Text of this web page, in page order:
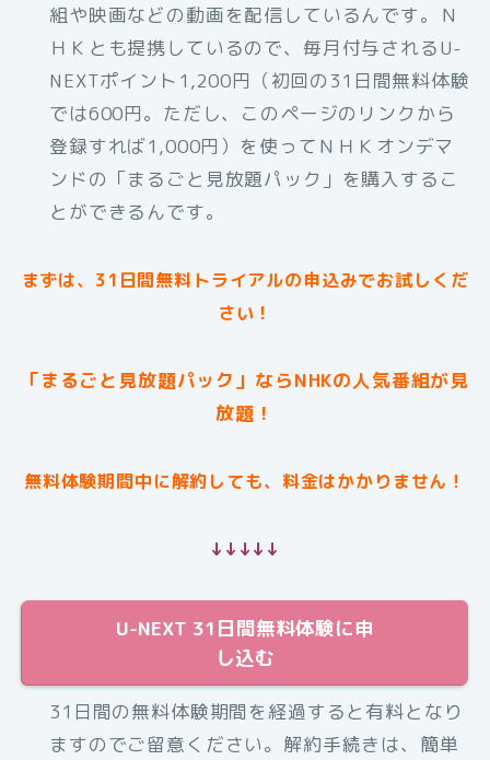
組や映画などの動画を配信しているんです。Ｎ
ＨＫとも提携しているので、毎月付与されるU-
NEXTポイント1,200円（初回の31日間無料体験
では600円。ただし、このページのリンクから
登録すれば1,000円）を使ってＮＨＫオンデマ
ンドの「まるごと見放題パック」を購入するこ
とができるんです。
まずは、31日間無料トライアルの申込みでお試しくだ
さい！
「まるごと見放題パック」ならNHKの人気番組が見
放題！
無料体験期間中に解約しても、料金はかかりません！
↓↓↓↓↓
U-NEXT 31日間無料体験に申
し込む
31日間の無料体験期間を経過すると有料となり
ますのでご留意ください。解約手続きは、簡単